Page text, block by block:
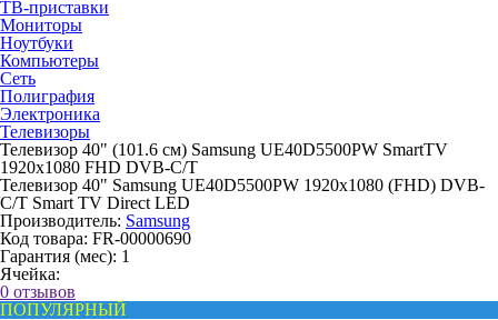
ТВ-приставки
Мониторы
Ноутбуки
Компьютеры
Сеть
Полиграфия
Электроника
Телевизоры
Телевизор 40" (101.6 см) Samsung UE40D5500PW SmartTV
1920x1080 FHD DVB-C/T
Телевизор 40" Samsung UE40D5500PW 1920x1080 (FHD) DVB-
C/T Smart TV Direct LED
Производитель: Samsung
Код товара: FR-00000690
Гарантия (мес): 1
Ячейка:
0 отзывов
ПОПУЛЯРНЫЙ